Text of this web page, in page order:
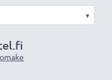
teleobjektiiveille
objektiivin
▾